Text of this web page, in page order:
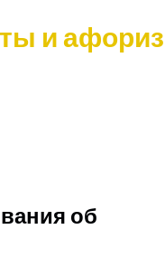
и
об